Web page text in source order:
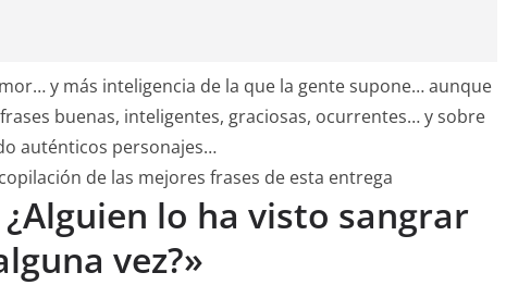
y más inteligencia de la que la gente supone… aunque
buenas, inteligentes, graciosas, ocurrentes… y sobre
auténticos personajes…
de las mejores frases de esta entrega
lo ha visto sangrar
vez?»